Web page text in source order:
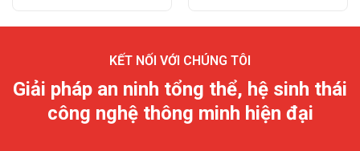
KẾT NỐI VỚI CHÚNG TÔI
Giải pháp an ninh tổng thể, hệ sinh thái
công nghệ thông minh hiện đại